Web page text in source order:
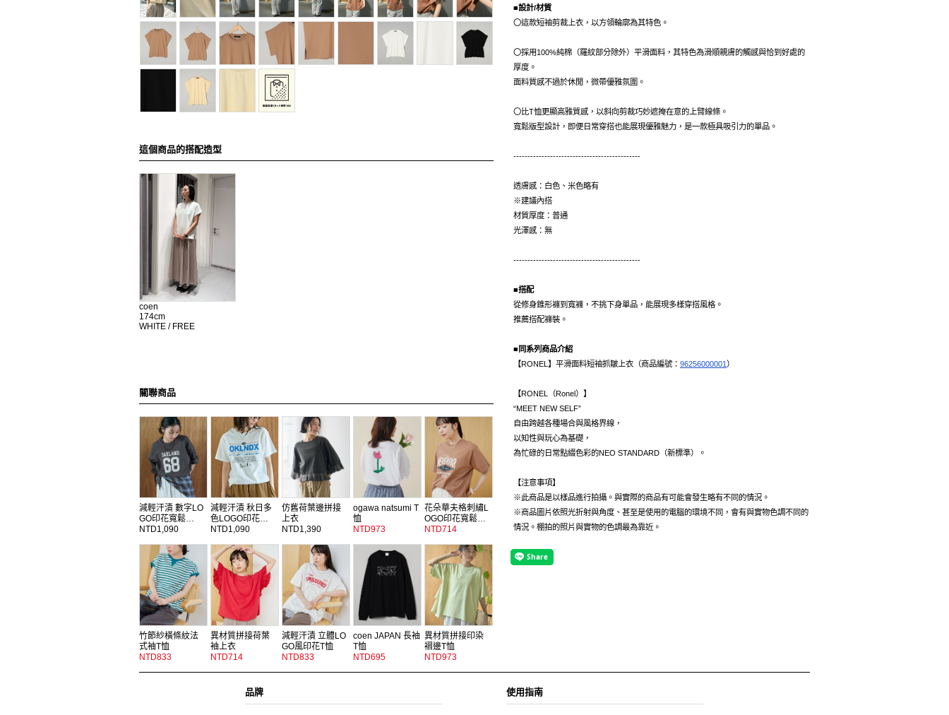
這個商品的搭配造型
coen
174cm
WHITE / FREE
關聯商品
減輕汗漬 數字LO
GO印花寬鬆…
NTD1,090
減輕汗漬 秋日多
色LOGO印花…
NTD1,090
仿舊荷葉邊拼接
上衣
NTD1,390
ogawa natsumi T
恤
NTD973
花朵華夫格刺繡L
OGO印花寬鬆…
NTD714
竹節紗橫條紋法
式袖T恤
NTD833
異材質拼接荷葉
袖上衣
NTD714
減輕汗漬 立體LO
GO風印花T恤
NTD833
coen JAPAN 長袖
T恤
NTD695
異材質拼接印染
褶邊T恤
NTD973
■設計/材質
〇這款短袖剪裁上衣，以方領輪廓為其特色。
〇採用100%純棉（羅紋部分除外）平滑面料，其特色為滑順親膚的觸感與恰到好處的
厚度。
面料質感不過於休閒，微帶優雅氛圍。
〇比T恤更顯高雅質感，以斜向剪裁巧妙遮掩在意的上臂線條。
寬鬆版型設計，即便日常穿搭也能展現優雅魅力，是一款極具吸引力的單品。
---------------------------------------------
透膚感：白色、米色略有
※建議內搭
材質厚度：普通
光澤感：無
---------------------------------------------
■搭配
從修身錐形褲到寬褲，不挑下身單品，能展現多樣穿搭風格。
推薦搭配褲裝。
■同系列商品介紹
【RONEL】平滑面料短袖抓皺上衣（商品編號： 96256000001 ）
【RONEL（Ronel）】
“MEET NEW SELF”
自由跨越各種場合與風格界線，
以知性與玩心為基礎，
為忙碌的日常點綴色彩的NEO STANDARD（新標準）。
【注意事項】
※此商品是以樣品進行拍攝。與實際的商品有可能會發生略有不同的情況。
※商品圖片依照光折射與角度、甚至是使用的電腦的環境不同，會有與實物色調不同的
情況。棚拍的照片與實物的色調最為靠近。
品牌 使用指南